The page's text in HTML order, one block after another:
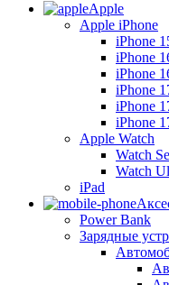
Apple
Apple iPhone
iPhone
iPhone
iPhone
iPhone
iPhone
iPhone
Apple Watch
Watch
Watch
iPad
Power Bank
Зарядные